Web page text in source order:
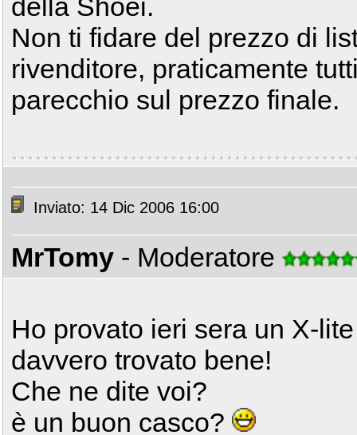
della Shoei.
Non ti fidare del prezzo di
rivenditore, praticamente
parecchio sul prezzo finale.
Inviato: 14 Dic 2006 16:00
MrTomy - Moderatore
Ho provato ieri sera un X-
davvero trovato bene!
Che ne dite voi?
è un buon casco?